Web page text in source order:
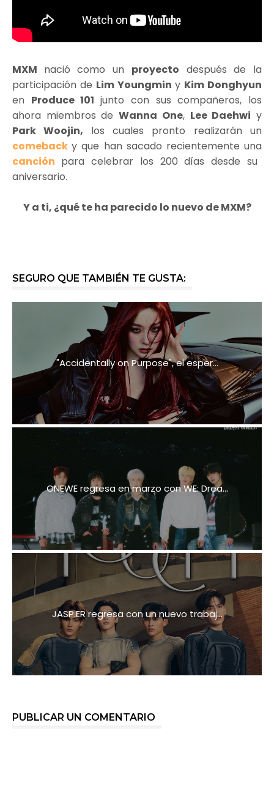
MXM nació como un proyecto después de la
participación de Lim Youngmin y Kim Donghyun
en Produce 101junto con sus compañeros, los
ahora miembros deWanna One, Lee Daehwi y
Park Woojin, los cuales pronto realizarán un
comeback y que han sacado recientemente una
canción para celebrar los 200 días desde su
aniversario.
Y a ti, ¿qué te ha parecido lo nuevo de MXM?
SEGURO QUE TAMBIÉN TE GUSTA:
"Accidentally on Purpose", el esper...
ONEWE regresa en marzo con WE: Drea...
JASP.ER regresa con un nuevo trabaj...
PUBLICAR UN COMENTARIO